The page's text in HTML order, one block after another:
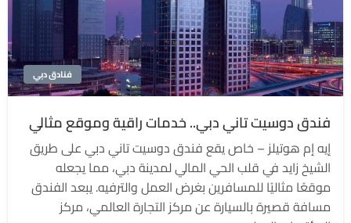
فنادق دبي
فندق دوسيت تاني دبي.. خدمات راقية وموقع مثالي
إيه إم هوتيلز – خاص يقع فندق دوسيت تاني دبي على طريق
الشيخ زايد في قلب الحي المالي لمدينة دبي، مما يجعله
موقعًا مثاليًا للمسافرين بغرض العمل والترفيه. يبعد الفندق
مسافة قصيرة بالسيارة عن مركز التجارة العالمي، مركز